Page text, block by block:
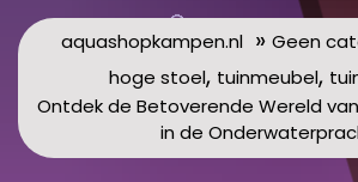
aquashopkampen.nl» Geen
hoge stoel, tuinmeubel,
Ontdek de Betoverende Wereld van
in de